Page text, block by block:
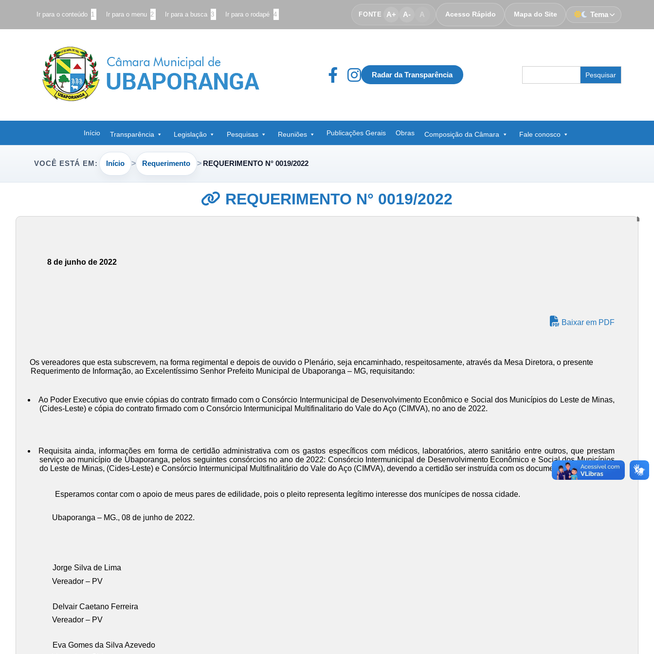
Ir para o conteúdo 1 Ir para o menu 2 Ir para a busca 3 Ir para o rodapé 4 FONTE A+ A- A Acesso Rápido Mapa do Site Tema
Radar da Transparência
for:
Início Transparência Legislação Pesquisas Reuniões Publicações Gerais Obras Composição da Câmara Fale conosco
VOCÊ ESTÁ EM: Início Requerimento REQUERIMENTO N° 0019/2022
REQUERIMENTO N° 0019/2022
8 de junho de 2022
Baixar em PDF
Os vereadores que esta subscrevem, na forma regimental e depois de ouvido o Plenário, seja encaminhado, respeitosamente, através da Mesa Diretora, o presente
Requerimento de Informação, ao Excelentíssimo Senhor Prefeito Municipal de Ubaporanga – MG, requisitando:
Ao Poder Executivo que envie cópias do contrato firmado com o Consórcio Intermunicipal de Desenvolvimento Econômico e Social dos Municípios do Leste de Minas,
(Cides-Leste) e cópia do contrato firmado com o Consórcio Intermunicipal Multifinalitario do Vale do Aço (CIMVA), no ano de 2022.
Requisita ainda, informações em forma de certidão administrativa com os gastos específicos com médicos, laboratórios, aterro sanitário entre outros, que prestam
serviço ao município de Ubaporanga, pelos seguintes consórcios no ano de 2022: Consórcio Intermunicipal de Desenvolvimento Econômico e Social dos Municípios
do Leste de Minas, (Cides-Leste) e Consórcio Intermunicipal Multifinalitário do Vale do Aço (CIMVA), devendo a certidão ser instruída com os documentos devidos.
Esperamos contar com o apoio de meus pares de edilidade, pois o pleito representa legítimo interesse dos munícipes de nossa cidade.
Ubaporanga – MG., 08 de junho de 2022.
Jorge Silva de Lima
Vereador – PV
Delvair Caetano Ferreira
Vereador – PV
Eva Gomes da Silva Azevedo